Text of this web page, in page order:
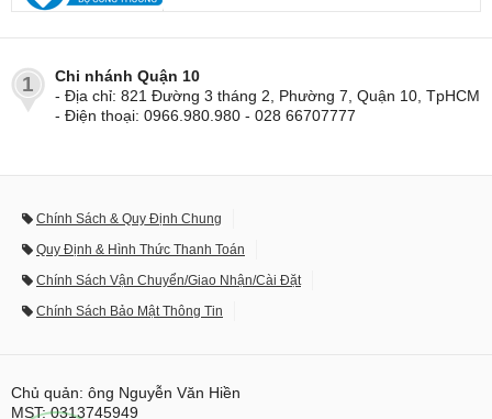
1
Chi nhánh Quận 10
- Địa chỉ: 821 Đường 3 tháng 2, Phường 7, Quận 10, TpHCM
- Điện thoại: 0966.980.980 - 028 66707777
Chính Sách & Quy Định Chung
Quy Định & Hình Thức Thanh Toán
Chính Sách Vận Chuyển/Giao Nhận/Cài Đặt
Chính Sách Bảo Mật Thông Tin
Chủ quản: ông Nguyễn Văn Hiền
MST: 0313745949